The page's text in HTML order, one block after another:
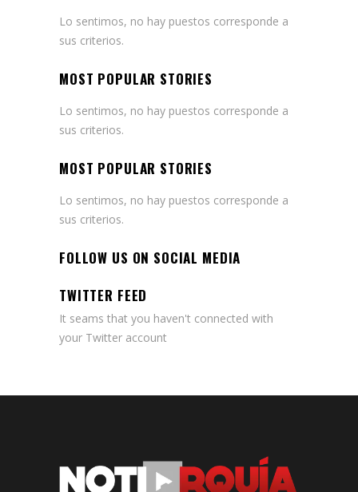
Lo sentimos, no hay puestos corresponde a
sus criterios.
MOST POPULAR STORIES
Lo sentimos, no hay puestos corresponde a
sus criterios.
MOST POPULAR STORIES
Lo sentimos, no hay puestos corresponde a
sus criterios.
FOLLOW US ON SOCIAL MEDIA
TWITTER FEED
It seams that you haven't connected with
your Twitter account